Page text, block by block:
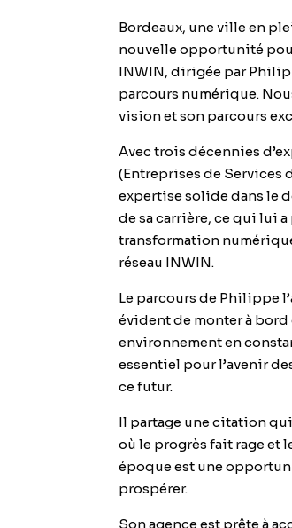
Bordeaux, une ville en
nouvelle opportunité
INWIN, dirigée par
parcours numérique.
vision et son parcours
Avec trois décennies
(Entreprises de Services
expertise solide dans le
de sa carrière, ce qui lui
transformation
réseau INWIN.
Le parcours de Philippe
évident de monter à bord
environnement en
essentiel pour l’avenir
ce futur.
Il partage une citation
où le progrès fait rage et
époque est une
prospérer.
Son agence est prête à